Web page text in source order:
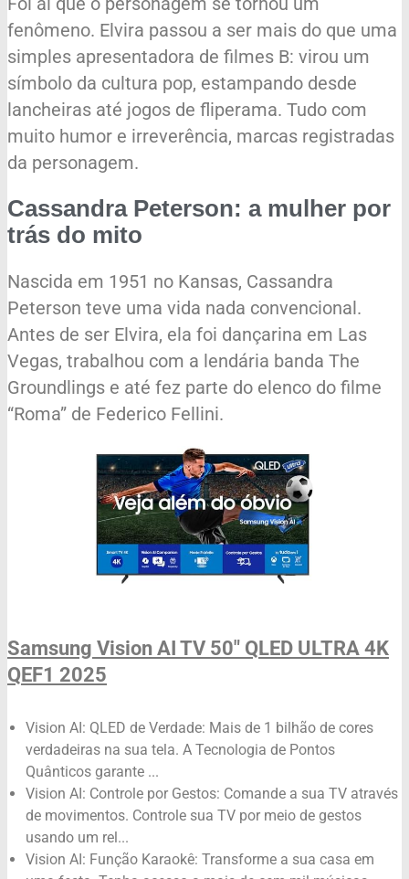
fenômeno. Elvira passou a ser mais do que uma
simples apresentadora de filmes B: virou um
símbolo da cultura pop, estampando desde
lancheiras até jogos de fliperama. Tudo com
muito humor e irreverência, marcas registradas
da personagem.
Cassandra Peterson: a mulher por
trás do mito
Nascida em 1951 no Kansas, Cassandra
Peterson teve uma vida nada convencional.
Antes de ser Elvira, ela foi dançarina em Las
Vegas, trabalhou com a lendária banda The
Groundlings e até fez parte do elenco do filme
“Roma” de Federico Fellini.
Samsung Vision AI TV 50" QLED ULTRA 4K
QEF1 2025
Vision AI: QLED de Verdade: Mais de 1 bilhão de cores
verdadeiras na sua tela. A Tecnologia de Pontos
Quânticos garante ...
Vision AI: Controle por Gestos: Comande a sua TV através
de movimentos. Controle sua TV por meio de gestos
usando um rel...
Vision AI: Função Karaokê: Transforme a sua casa em